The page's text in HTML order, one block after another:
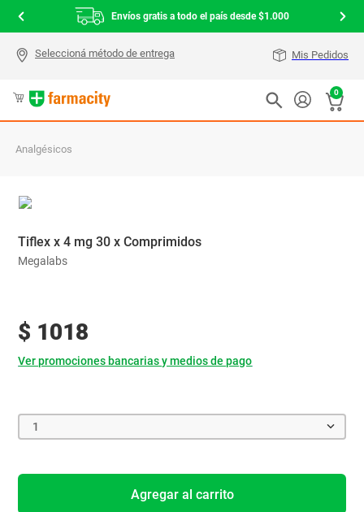
Envíos gratis a todo el país desde $1.000
Mis Pedidos
0
Analgésicos
Tiflex x 4 mg 30 x Comprimidos
Megalabs
$ 1018
Ver promociones bancarias y medios de pago
1
Agregar al carrito